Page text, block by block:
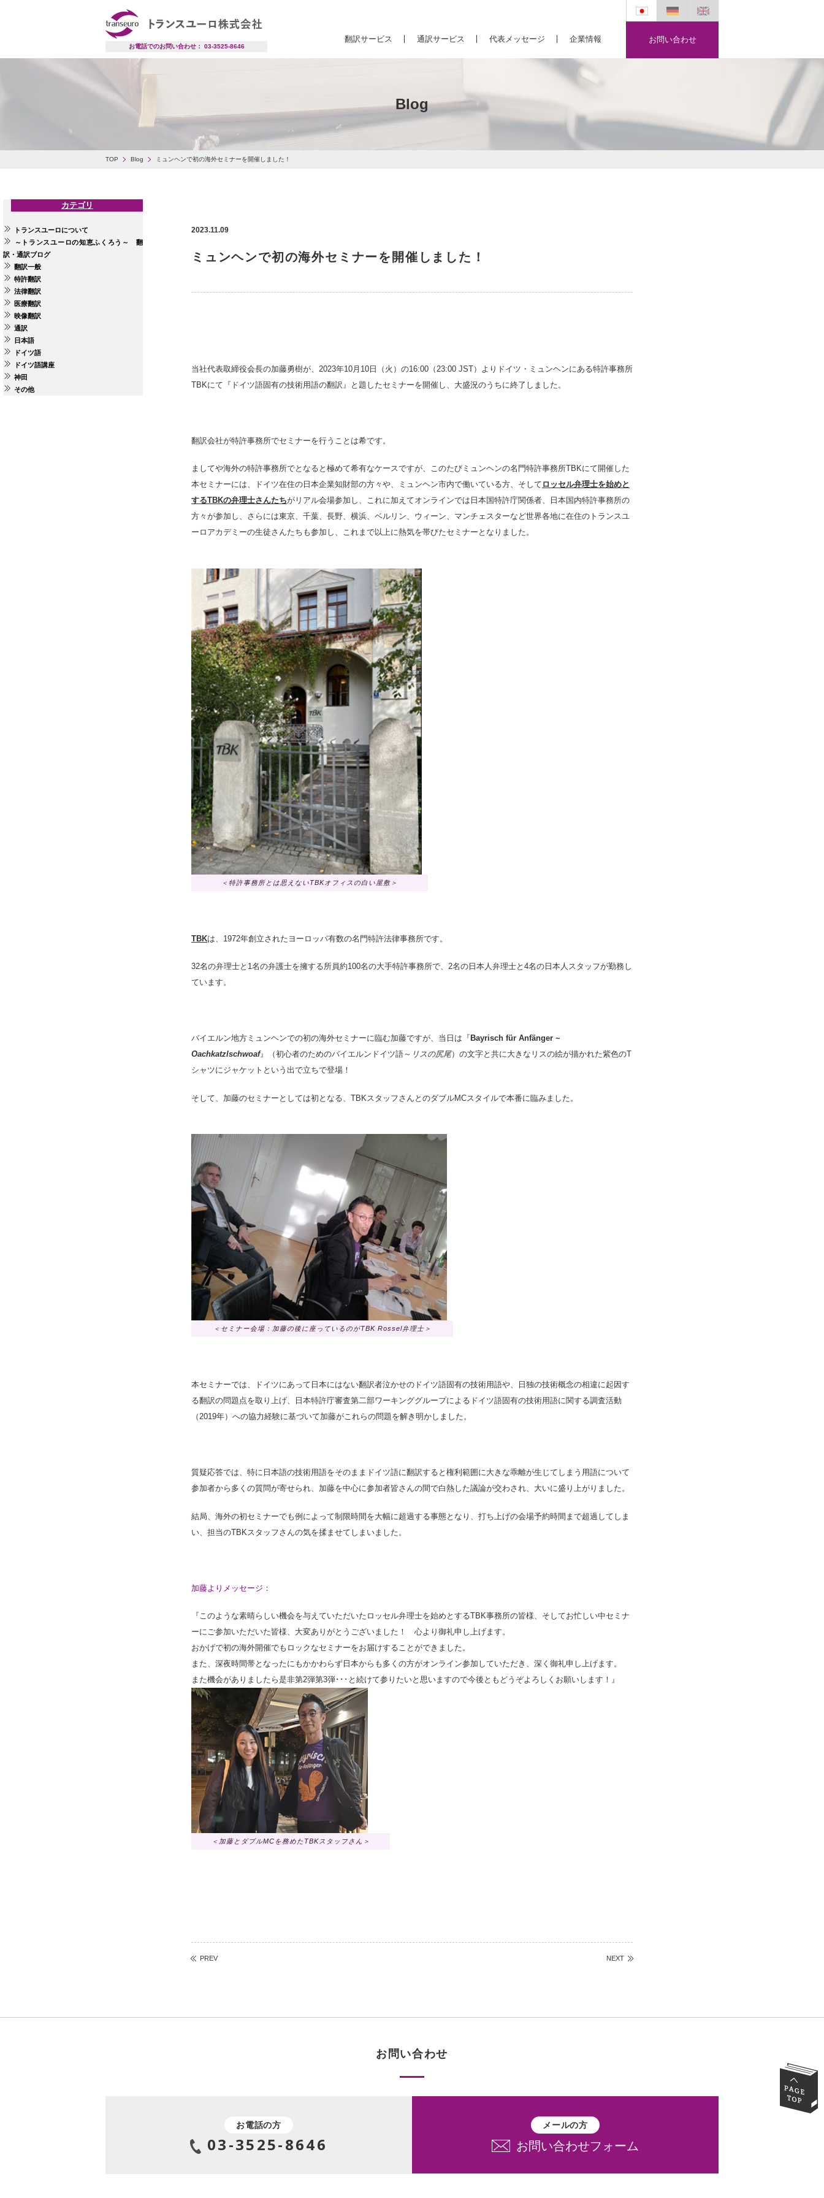
お電話でのお問い合わせ： 03-3525-8646
翻訳サービス 通訳サービス 代表メッセージ 企業情報 お問い合わせ
Blog
TOP Blog ミュンヘンで初の海外セミナーを開催しました！
カテゴリ
トランスユーロについて
～トランスユーロの知恵ふくろう～ 翻
訳・通訳ブログ
翻訳一般
特許翻訳
法律翻訳
医療翻訳
映像翻訳
通訳
日本語
ドイツ語
ドイツ語講座
神田
その他
2023.11.09
ミュンヘンで初の海外セミナーを開催しました！
当社代表取締役会長の加藤勇樹が、2023年10月10日（火）の16:00（23:00 JST）よりドイツ・ミュンヘンにある特許事務所
TBKにて『ドイツ語固有の技術用語の翻訳』と題したセミナーを開催し、大盛況のうちに終了しました。
翻訳会社が特許事務所でセミナーを行うことは希です。
ましてや海外の特許事務所でとなると極めて希有なケースですが、このたびミュンヘンの名門特許事務所TBKにて開催した
本セミナーには、ドイツ在住の日本企業知財部の方々や、ミュンヘン市内で働いている方、そして ロッセル弁理士を始めと
するTBKの弁理士さんたちがリアル会場参加し、これに加えてオンラインでは日本国特許庁関係者、日本国内特許事務所の
方々が参加し、さらには東京、千葉、長野、横浜、ベルリン、ウィーン、マンチェスターなど世界各地に在住のトランスユ
ーロアカデミーの生徒さんたちも参加し、これまで以上に熱気を帯びたセミナーとなりました。
＜特許事務所とは思えないTBKオフィスの白い屋敷＞
TBKは、1972年創立されたヨーロッパ有数の名門特許法律事務所です。
32名の弁理士と1名の弁護士を擁する所員約100名の大手特許事務所で、2名の日本人弁理士と4名の日本人スタッフが勤務し
ています。
バイエルン地方ミュンヘンでの初の海外セミナーに臨む加藤ですが、当日は『 Bayrisch für Anfänger ~
Oachkatzlschwoaf』（初心者のためのバイエルンドイツ語～ リスの尻尾）の文字と共に大きなリスの絵が描かれた紫色のT
シャツにジャケットという出で立ちで登場！
そして、加藤のセミナーとしては初となる、TBKスタッフさんとのダブルMCスタイルで本番に臨みました。
＜セミナー会場：加藤の後に座っているのがTBK Rossel弁理士＞
本セミナーでは、ドイツにあって日本にはない翻訳者泣かせのドイツ語固有の技術用語や、日独の技術概念の相違に起因す
る翻訳の問題点を取り上げ、日本特許庁審査第二部ワーキンググループによるドイツ語固有の技術用語に関する調査活動
（2019年）への協力経験に基づいて加藤がこれらの問題を解き明かしました。
質疑応答では、特に日本語の技術用語をそのままドイツ語に翻訳すると権利範囲に大きな乖離が生じてしまう用語について
参加者から多くの質問が寄せられ、加藤を中心に参加者皆さんの間で白熱した議論が交わされ、大いに盛り上がりました。
結局、海外の初セミナーでも例によって制限時間を大幅に超過する事態となり、打ち上げの会場予約時間まで超過してしま
い、担当のTBKスタッフさんの気を揉ませてしまいました。
加藤よりメッセージ ：
『このような素晴らしい機会を与えていただいたロッセル弁理士を始めとするTBK事務所の皆様、そしてお忙しい中セミナ
ーにご参加いただいた皆様、大変ありがとうございました！ 心より御礼申し上げます。
おかげで初の海外開催でもロックなセミナーをお届けすることができました。
また、深夜時間帯となったにもかかわらず日本からも多くの方がオンライン参加していただき、深く御礼申し上げます。
また機会がありましたら是非第2弾第3弾･･･と続けて参りたいと思いますので今後ともどうぞよろしくお願いします！』
＜加藤とダブルMCを務めたTBKスタッフさん＞
PREV NEXT
お問い合わせ
お電話の方
03-3525-8646
メールの方
お問い合わせフォーム